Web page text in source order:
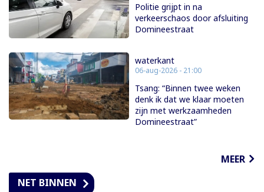
Politie grijpt in na
verkeerschaos door afsluiting
Domineestraat
waterkant
06-aug-2026 - 21:00
Tsang: “Binnen twee weken
denk ik dat we klaar moeten
zijn met werkzaamheden
Domineestraat”
MEER
NET BINNEN